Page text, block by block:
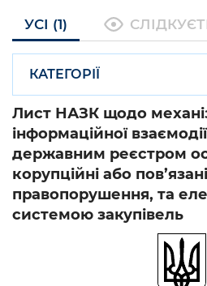
УСІ (1)
КАТЕГОРІЇ
Лист НАЗК щодо
інформаційної
державним реєстром
корупційні або
правопорушення, та
системою закупівель